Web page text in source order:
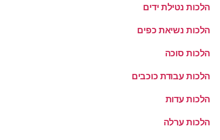
הלכות נטילת ידים
הלכות נשיאת כפים
הלכות סוכה
הלכות עבודת כוכבים
הלכות עדות
הלכות ערלה